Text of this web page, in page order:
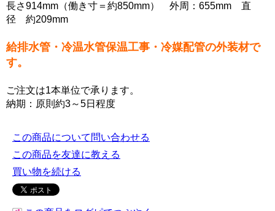
長さ914mm（働き寸＝約850mm） 外周：655mm 直
径 約209mm
給排水管・冷温水管保温工事・冷媒配管の外装材で
す。
ご注文は1本単位で承ります。
納期：原則約3～5日程度
この商品について問い合わせる
この商品を友達に教える
買い物を続ける